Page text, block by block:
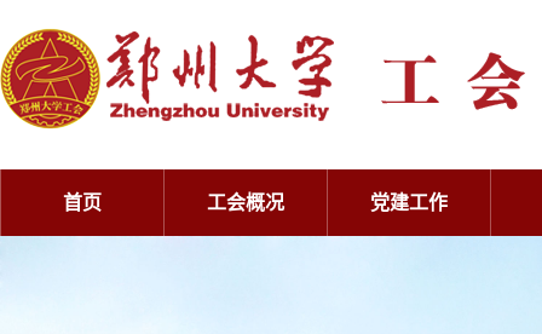
首页 工会概况 党建工作